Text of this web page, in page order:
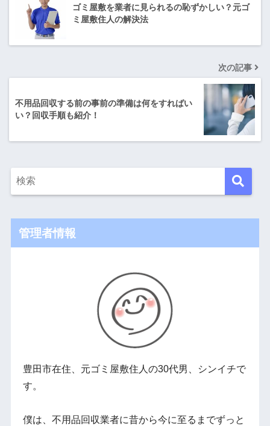
ゴミ屋敷を業者に見られるの恥ずかしい？元ゴ
ミ屋敷住人の解決法
次の記事
不用品回収する前の事前の準備は何をすればい
い？回収手順も紹介！
管理者情報
豊田市在住、元ゴミ屋敷住人の30代男、シンイチで
す。
僕は、不用品回収業者に昔から今に至るまでずっと